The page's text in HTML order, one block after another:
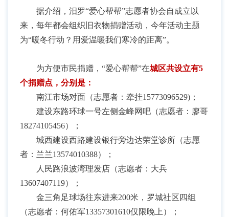
据介绍，汨罗“爱心帮帮”志愿者协会自成立以
来，每年都会组织旧衣物捐赠活动，今年活动主题
为“暖冬行动？用爱温暖我们寒冷的距离”。
为方便市民捐赠，“爱心帮帮”在城区共设立有5
个捐赠点，分别是：
南江市场对面（志愿者：牵挂15773096529)；
建设东路环球一号左侧金峰网吧（志愿者：廖哥
18274105456）；
城西建设西路建设银行旁边达荣堂诊所（志愿
者：兰兰13574010388）；
人民路浪波湾理发店（志愿者：大兵
13607407119）；
金三角足球场往东进来200米，罗城社区四组
（志愿者：何佑军13357301610仅限晚上）；